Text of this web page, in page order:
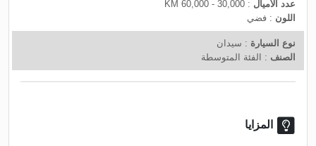
عدد الأميال : 30,000 - 60,000 KM
اللون : فضي
نوع السيارة : سيدان
الصنف : الفئة المتوسطة
المزايا